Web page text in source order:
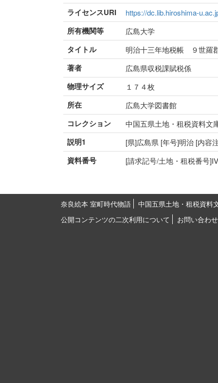
ライセンスURI https://dc.lib.hiroshima-
所有機関等 広島大学
タイトル 明治十三年地税帳 ９世羅
著者 広島県収税課賦税係
物理サイズ １７４枚
所在 広島大学図書館
コレクション 中国五県土地・租税資料文
説明1 [県]広島県 [年号]明治 [内容
資料番号 [請求記号/土地・租税番号
奈良絵本 室町時代物語
中国五県土地・租税資料
公開コンテンツの二次利用について
お問い合わせ